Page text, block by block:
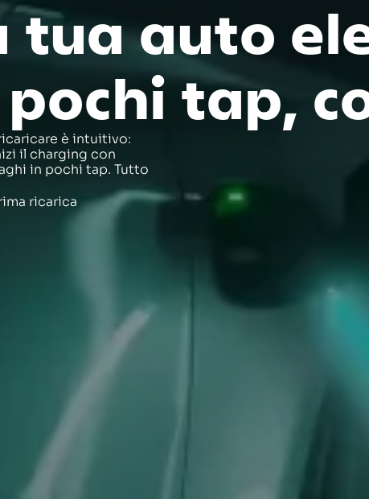
tua auto
tap,
è intuitivo:
il charging con
in pochi tap. Tutto
ricarica